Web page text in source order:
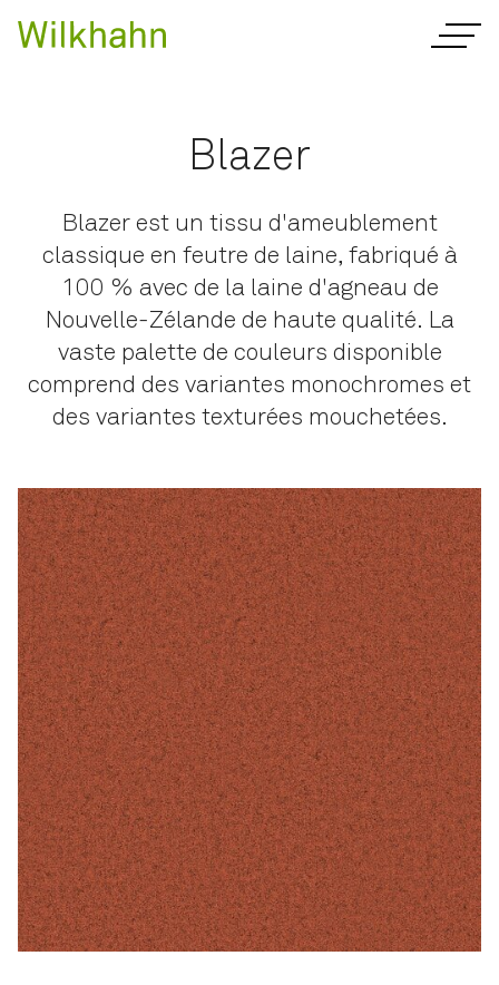
Blazer
Blazer est un tissu d'ameublement
classique en feutre de laine, fabriqué à
100 % avec de la laine d'agneau de
Nouvelle-Zélande de haute qualité. La
vaste palette de couleurs disponible
comprend des variantes monochromes et
des variantes texturées mouchetées.